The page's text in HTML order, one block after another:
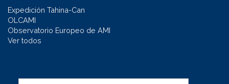
Expedición Tahina-Can
OLCAMI
Observatorio Europeo de AMI
Ver todos